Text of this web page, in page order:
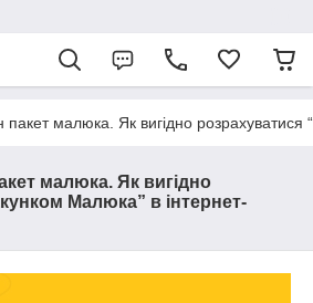
пакет малюка. Як вигідно
малюка. Як вигідно
Малюка” в інтернет-